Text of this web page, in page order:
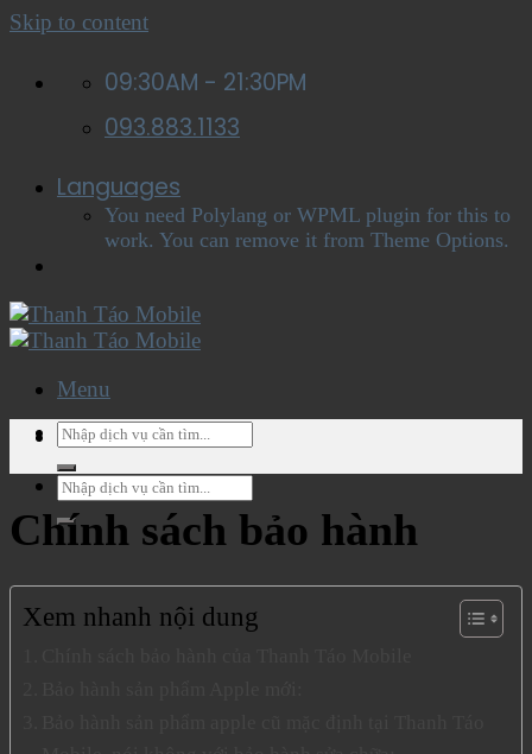
Skip to content
09:30AM - 21:30PM
093.883.1133
Languages
You need Polylang or WPML plugin for this to
work. You can remove it from Theme Options.
Menu
Menu
Chính sách bảo hành
Xem nhanh nội dung